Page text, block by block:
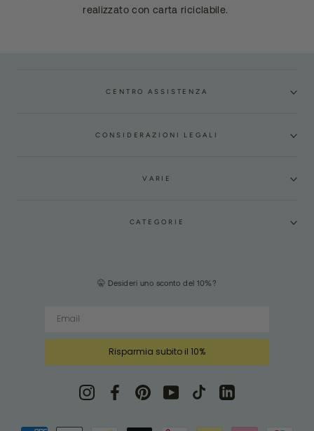
realizzato con carta riciclabile.
CENTRO ASSISTENZA
CONSIDERAZIONI LEGALI
VARIE
CATEGORIE
🤫 Desideri uno sconto del 10%?
Risparmia subito il 10%